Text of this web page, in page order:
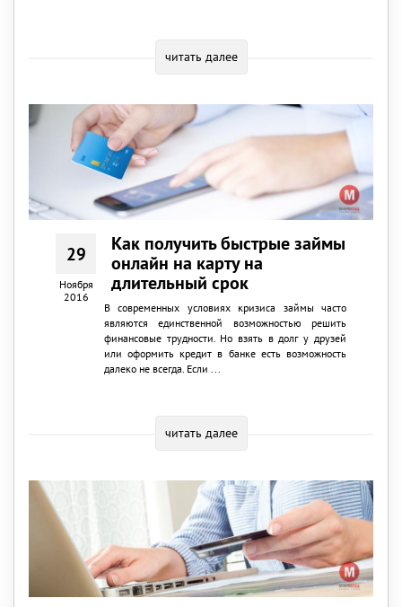
читать далее
29
Ноября
2016
Как получить быстрые займы
онлайн на карту на
длительный срок
В современных условиях кризиса займы часто
являются единственной возможностью решить
финансовые трудности. Но взять в долг у друзей
или оформить кредит в банке есть возможность
далеко не всегда. Если ...
читать далее